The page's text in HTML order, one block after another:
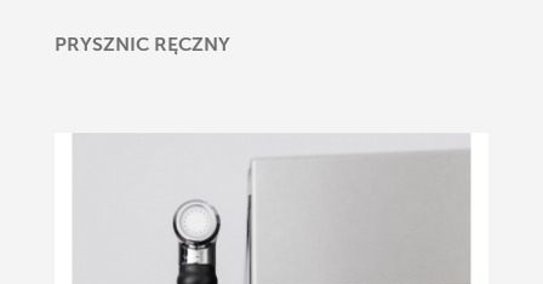
PRYSZNIC RĘCZNY